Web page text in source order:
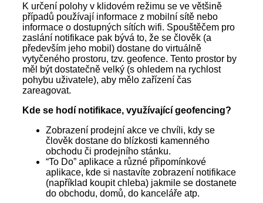
K určení polohy v klidovém režimu se ve většině
případů používají informace z mobilní sítě nebo
informace o dostupných sítích wifi. Spouštěčem pro
zaslání notifikace pak bývá to, že se člověk (a
především jeho mobil) dostane do virtuálně
vytyčeného prostoru, tzv. geofence. Tento prostor by
měl být dostatečně velký (s ohledem na rychlost
pohybu uživatele), aby mělo zařízení čas
zareagovat.
Kde se hodí notifikace, využívající geofencing?
Zobrazení prodejní akce ve chvíli, kdy se
člověk dostane do blízkosti kamenného
obchodu či prodejního stánku.
“To Do” aplikace a různé připomínkové
aplikace, kde si nastavíte zobrazení notifikace
(například koupit chleba) jakmile se dostanete
do obchodu, domů, do kanceláře atp.